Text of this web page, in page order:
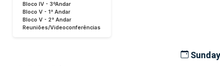
Bloco IV - 3ºAndar
Bloco V - 1° Andar
Bloco V - 2° Andar
Reuniões/Videoconferências